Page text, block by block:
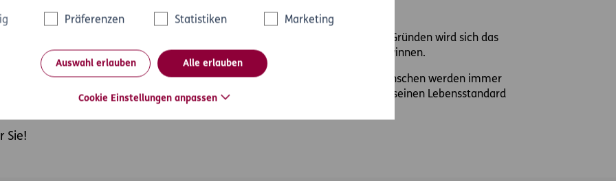
Präferenzen Statistiken Marketing
Auswahl erlauben Alle erlauben
Cookie Einstellungen anpassen
das Fundament der Vorsorge für das Alter. Vor allem aus demographischen Gründen wird sich das
die betriebliche sowie die private Vorsorge noch mehr an Bedeutung gewinnen.
und beim Thema Altersvorsorge gibt es großen Handlungsbedarf. Die Menschen werden immer
immer weniger. So ergibt sich eine Versorgungslücke, wenn man im Alter seinen Lebensstandard
Sie!